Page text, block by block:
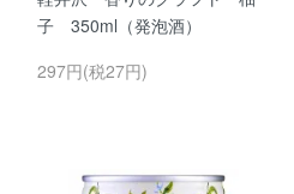
子 350ml（発泡酒）
297円(税27円)